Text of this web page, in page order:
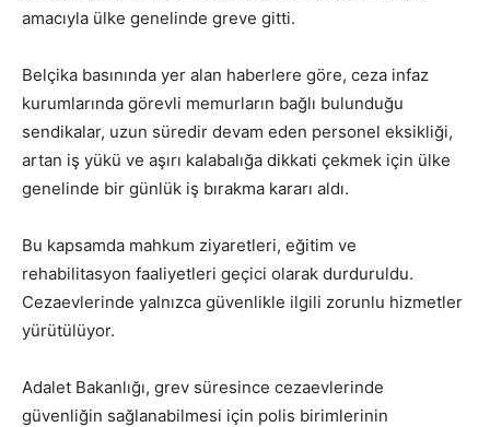
amacıyla ülke genelinde greve gitti.
Belçika basınında yer alan haberlere göre, ceza infaz
kurumlarında görevli memurların bağlı bulunduğu
sendikalar, uzun süredir devam eden personel eksikliği,
artan iş yükü ve aşırı kalabalığa dikkati çekmek için ülke
genelinde bir günlük iş bırakma kararı aldı.
Bu kapsamda mahkum ziyaretleri, eğitim ve
rehabilitasyon faaliyetleri geçici olarak durduruldu.
Cezaevlerinde yalnızca güvenlikle ilgili zorunlu hizmetler
yürütülüyor.
Adalet Bakanlığı, grev süresince cezaevlerinde
güvenliğin sağlanabilmesi için polis birimlerinin